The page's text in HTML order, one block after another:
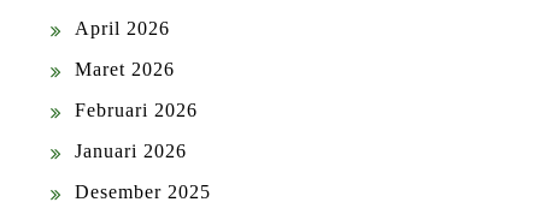
April 2026
Maret 2026
Februari 2026
Januari 2026
Desember 2025